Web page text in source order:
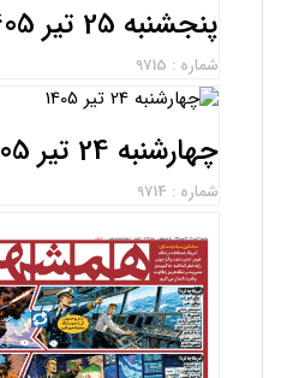
پنجشنبه 25 تیر 1405
شماره : 9715
چهارشنبه 24 تیر 1405
شماره : 9714